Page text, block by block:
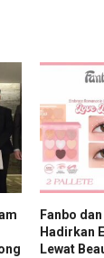
Fanbo
Hadirkan
Lewat